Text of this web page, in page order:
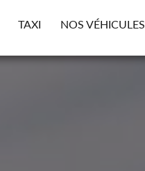
TAXI NOS VÉHICULES